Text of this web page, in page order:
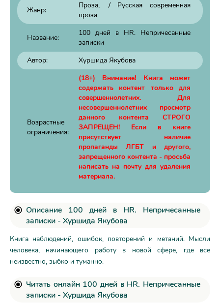
Жанр:
Проза / Русская современная
проза
Название:
100 дней в HR. Непричесанные
записки
Автор:
Хуршида Якубова
Возрастные
ограничения:
(18+) Внимание! Книга может
содержать контент только для
совершеннолетних. Для
несовершеннолетних просмотр
данного контента СТРОГО
ЗАПРЕЩЕН! Если в книге
присутствует наличие
пропаганды ЛГБТ и другого,
запрещенного контента - просьба
написать на почту для удаления
материала.
Описание 100 дней в HR. Непричесанные
записки - Хуршида Якубова
Книга наблюдений, ошибок, повторений и метаний. Мысли
человека, начинающего работу в новой сфере, где все
неизвестно, зыбко и туманно.
Читать онлайн 100 дней в HR. Непричесанные
записки - Хуршида Якубова